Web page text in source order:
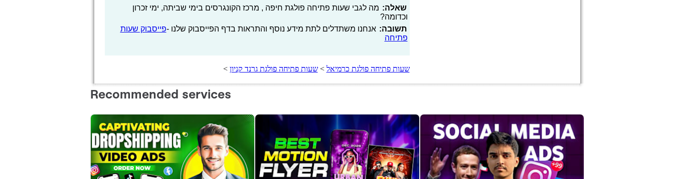
שאלה: מה לגבי שעות פתיחה פולגת חיפה , מרכז הקונגרסים בימי שביתה, ימי זכרון
וכדומה?
תשובה: אנחנו משתדלים לתת מידע נוסף והתראות בדף הפייסבוק שלנו -פייסבוק שעות
פתיחה
שעות פתיחה פולגת כרמיאל >שעות פתיחה פולגת גרנד קניון >